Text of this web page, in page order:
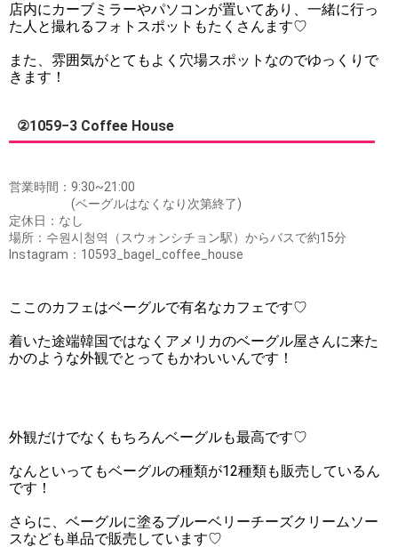
店内にカーブミラーやパソコンが置いてあり、一緒に行っ
た人と撮れるフォトスポットもたくさんます♡
また、雰囲気がとてもよく穴場スポットなのでゆっくりで
きます！
②1059−3 Coffee House
営業時間：9:30~21:00
(ベーグルはなくなり次第終了)
定休日：なし
場所：수원시청역（スウォンシチョン駅）からバスで約15分
Instagram：10593_bagel_coffee_house
ここのカフェはベーグルで有名なカフェです♡
着いた途端韓国ではなくアメリカのベーグル屋さんに来た
かのような外観でとってもかわいいんです！
外観だけでなくもちろんベーグルも最高です♡
なんといってもベーグルの種類が12種類も販売しているん
です！
さらに、ベーグルに塗るブルーベリーチーズクリームソー
スなども単品で販売しています♡